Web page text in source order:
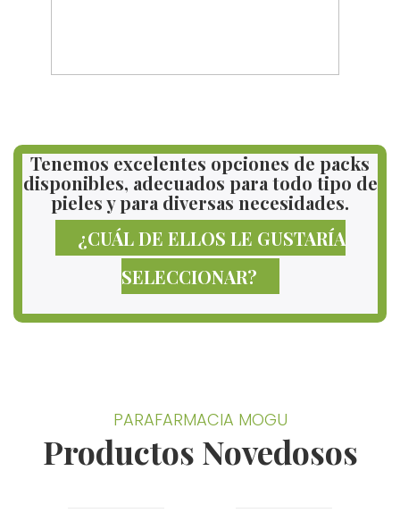
Tenemos excelentes opciones de packs
disponibles, adecuados para todo tipo de
pieles y para diversas necesidades.
¿CUÁL DE ELLOS LE GUSTARÍA
SELECCIONAR?
PARAFARMACIA MOGU
Productos Novedosos